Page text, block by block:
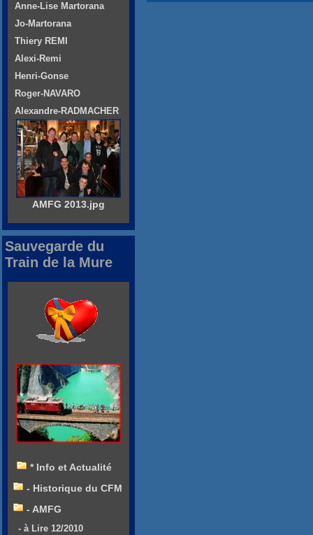
Anne-Lise Martorana
Jo-Martorana
Thiery REMI
Alexi-Remi
Henri-Gonse
Roger-NAVARO
Alexandre-RADMACHER
AMFG 2013.jpg
Sauvegarde du
Train de la Mure
* Info et Actualité
- Historique du CFM
- AMFG
- à Lire 12/2010